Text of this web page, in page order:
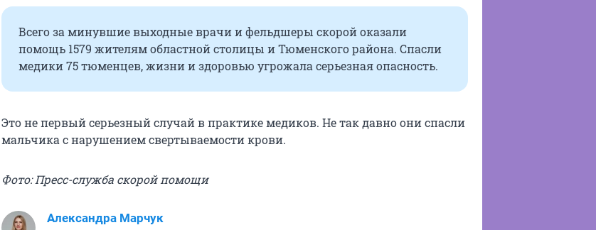
Всего за минувшие выходные врачи и фельдшеры скорой оказали
помощь 1579 жителям областной столицы и Тюменского района. Спасли
медики 75 тюменцев, жизни и здоровью угрожала серьезная опасность.
Это не первый серьезный случай в практике медиков. Не так давно они спасли
мальчика с нарушением свертываемости крови.
Фото: Пресс-служба скорой помощи
Александра Марчук